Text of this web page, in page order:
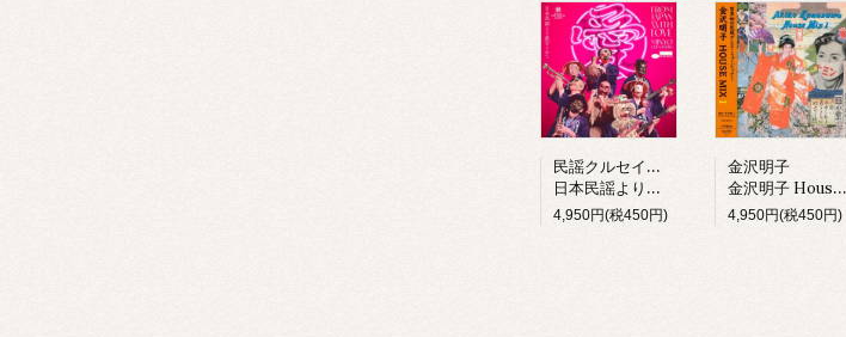
民謡クルセイダーズ
日本民謡より愛をこめて (LP)
4,950円(税450円)
金沢明子
金沢明子 House Mix I (LP)
4,950円(税450円)